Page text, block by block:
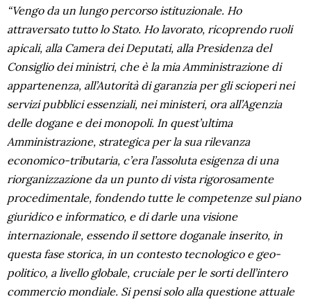
“Vengo da un lungo percorso istituzionale. Ho
attraversato tutto lo Stato. Ho lavorato, ricoprendo ruoli
apicali, alla Camera dei Deputati, alla Presidenza del
Consiglio dei ministri, che è la mia Amministrazione di
appartenenza, all’Autorità di garanzia per gli scioperi nei
servizi pubblici essenziali, nei ministeri, ora all’Agenzia
delle dogane e dei monopoli. In quest’ultima
Amministrazione, strategica per la sua rilevanza
economico-tributaria, c’era l’assoluta esigenza di una
riorganizzazione da un punto di vista rigorosamente
procedimentale, fondendo tutte le competenze sul piano
giuridico e informatico, e di darle una visione
internazionale, essendo il settore doganale inserito, in
questa fase storica, in un contesto tecnologico e geo-
politico, a livello globale, cruciale per le sorti dell’intero
commercio mondiale. Si pensi solo alla questione attuale